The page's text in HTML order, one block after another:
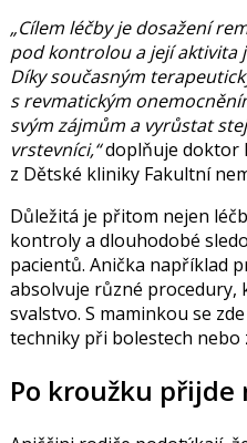
„Cílem léčby je dosažení
pod kontrolou a její aktivita
Díky současným
s revmatickým
svým zájmům a vyrůstat
vrstevníci,“doplňuje doktor
z Dětské kliniky Fakultní
Důležitá je přitom nejen
kontroly a dlouhodobé
pacientů. Anička například
absolvuje různé procedury,
svalstvo. S maminkou se
techniky při bolestech
Po kroužku